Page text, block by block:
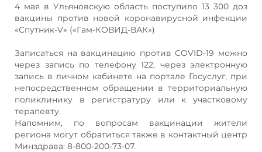
4 мая в Ульяновскую область поступило 13 300 доз
вакцины против новой коронавирусной инфекции
«Спутник-V» («Гам-КОВИД-ВАК»)
Записаться на вакцинацию против COVID-19 можно
через запись по телефону 122, через электронную
запись в личном кабинете на портале Госуслуг, при
непосредственном обращении в территориальную
поликлинику в регистратуру или к участковому
терапевту.
Напомним, по вопросам вакцинации жители
региона могут обратиться также в контактный центр
Минздрава: 8-800-200-73-07.